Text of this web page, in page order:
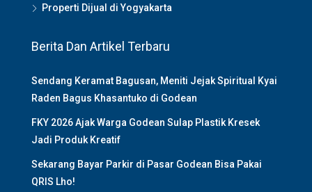
Properti Dijual di Yogyakarta
Berita Dan Artikel Terbaru
Sendang Keramat Bagusan, Meniti Jejak Spiritual Kyai
Raden Bagus Khasantuko di Godean
FKY 2026 Ajak Warga Godean Sulap Plastik Kresek
Jadi Produk Kreatif
Sekarang Bayar Parkir di Pasar Godean Bisa Pakai
QRIS Lho!